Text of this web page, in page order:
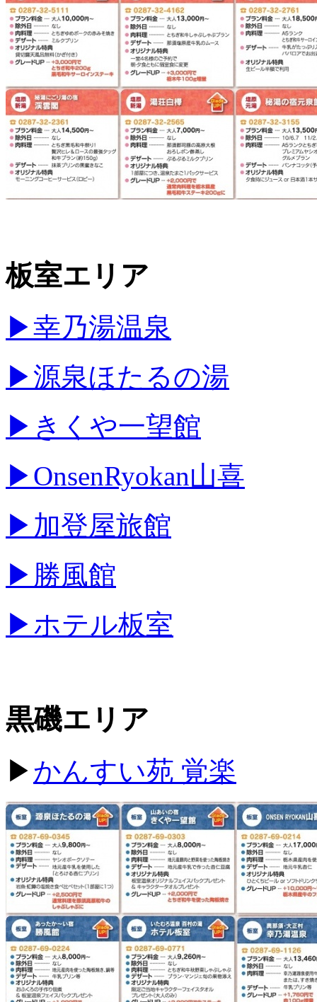
板室エリア
▶幸乃湯温泉
▶源泉ほたるの湯
▶きくや一望館
▶OnsenRyokan山喜
▶加登屋旅館
▶勝風館
▶ホテル板室
黒磯エリア
▶かんすい苑 覚楽